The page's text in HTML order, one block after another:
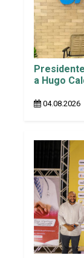
a Hugo
04.08.2026